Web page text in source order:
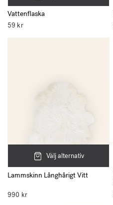
Vattenflaska
59 kr
Välj alternativ
Lammskinn Långhårigt Vitt
990 kr